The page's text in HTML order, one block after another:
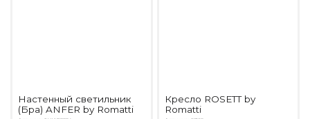
Настенный светильник
(Бра) ANFER by Romatti
Кресло ROSETT by
Romatti